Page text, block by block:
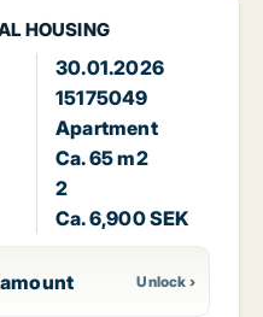
HOUSING
30.01.2026
15175049
Apartment
Ca. 65 m2
2
Ca. 6,900 SEK